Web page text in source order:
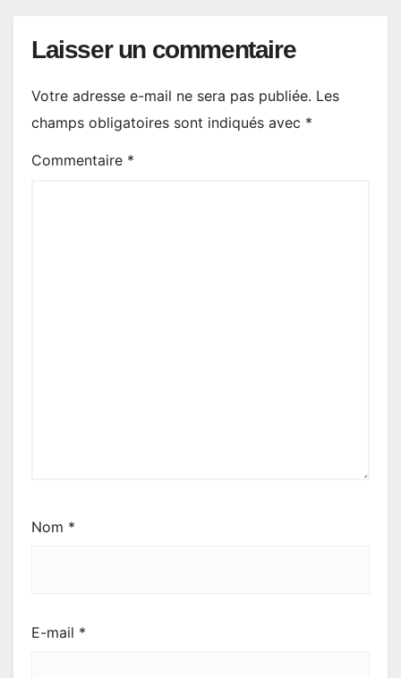
Laisser un commentaire
Votre adresse e-mail ne sera pas publiée. Les
champs obligatoires sont indiqués avec *
Commentaire *
Nom *
E-mail *